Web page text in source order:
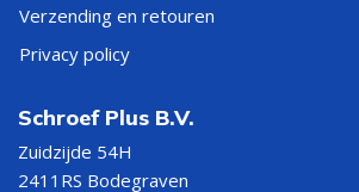
Verzending en retouren
Privacy policy
Schroef Plus B.V.
Zuidzijde 54H
2411RS Bodegraven